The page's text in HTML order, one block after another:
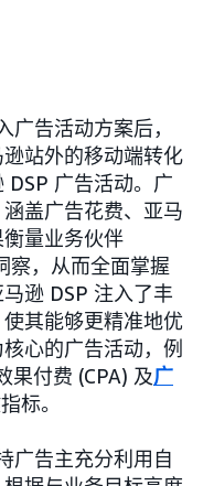
告活动方案后，
站外的移动端转化
DSP 广告活动。广
盖广告花费、亚马
量业务伙伴
察，从而全面掌握
逊 DSP 注入了丰
其能够更精准地优
心的广告活动，例
果付费 (CPA) 及广
标。
广告主充分利用自